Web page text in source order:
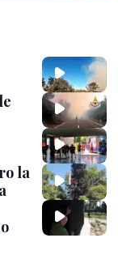
la